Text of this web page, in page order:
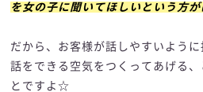
を女の子に聞いてほしいという方
だから、お客様が話しやすいよう
話をできる空気をつくってあげる
とですよ☆